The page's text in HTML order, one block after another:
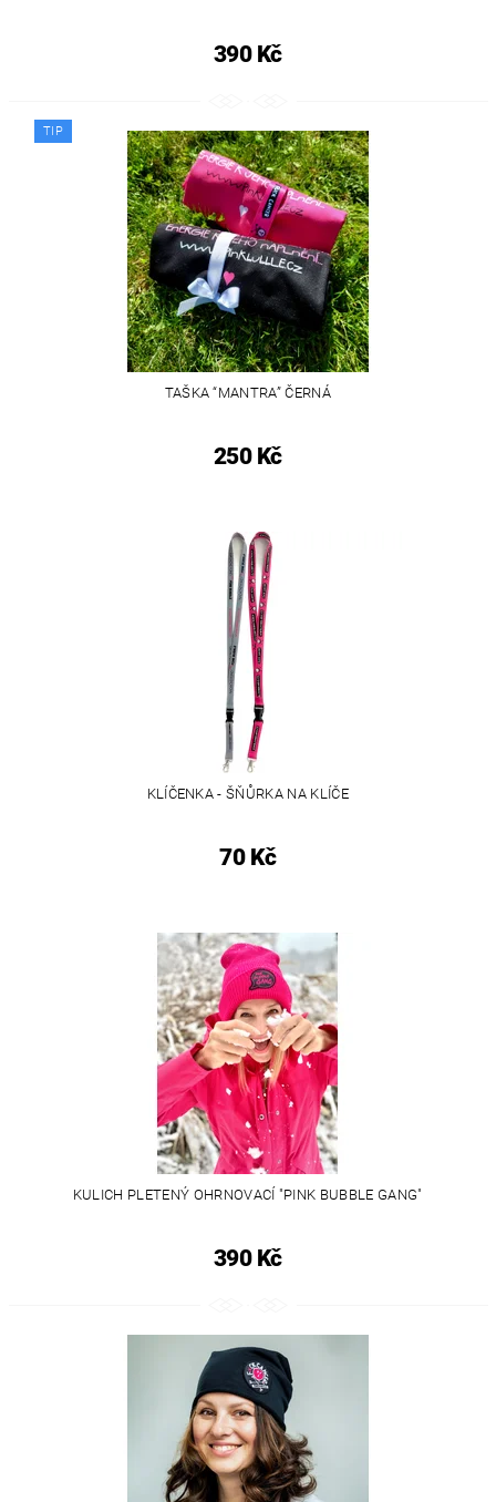
390 Kč
TIP
TAŠKA “MANTRA” ČERNÁ
250 Kč
KLÍČENKA - ŠŇŮRKA NA KLÍČE
70 Kč
KULICH PLETENÝ OHRNOVACÍ "PINK BUBBLE GANG"
390 Kč